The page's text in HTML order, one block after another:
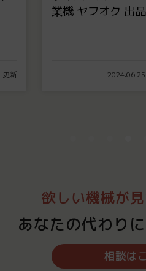
更新
業機 ヤフオク 出
欲しい機械が
あなたの代わり
相談は